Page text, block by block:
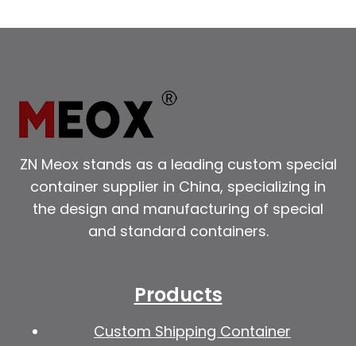
ZN Meox stands as a leading custom special
container supplier in China, specializing in
the design and manufacturing of special
and standard containers.
Products
Custom Shipping Container